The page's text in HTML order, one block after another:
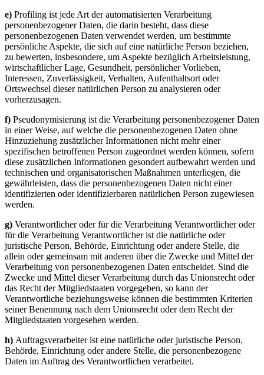
e) Profiling ist jede Art der automatisierten Verarbeitung
personenbezogener Daten, die darin besteht, dass diese
personenbezogenen Daten verwendet werden, um bestimmte
persönliche Aspekte, die sich auf eine natürliche Person beziehen,
zu bewerten, insbesondere, um Aspekte bezüglich Arbeitsleistung,
wirtschaftlicher Lage, Gesundheit, persönlicher Vorlieben,
Interessen, Zuverlässigkeit, Verhalten, Aufenthaltsort oder
Ortswechsel dieser natürlichen Person zu analysieren oder
vorherzusagen.
f) Pseudonymisierung ist die Verarbeitung personenbezogener Daten
in einer Weise, auf welche die personenbezogenen Daten ohne
Hinzuziehung zusätzlicher Informationen nicht mehr einer
spezifischen betroffenen Person zugeordnet werden können, sofern
diese zusätzlichen Informationen gesondert aufbewahrt werden und
technischen und organisatorischen Maßnahmen unterliegen, die
gewährleisten, dass die personenbezogenen Daten nicht einer
identifizierten oder identifizierbaren natürlichen Person zugewiesen
werden.
g) Verantwortlicher oder für die Verarbeitung Verantwortlicher oder
für die Verarbeitung Verantwortlicher ist die natürliche oder
juristische Person, Behörde, Einrichtung oder andere Stelle, die
allein oder gemeinsam mit anderen über die Zwecke und Mittel der
Verarbeitung von personenbezogenen Daten entscheidet. Sind die
Zwecke und Mittel dieser Verarbeitung durch das Unionsrecht oder
das Recht der Mitgliedstaaten vorgegeben, so kann der
Verantwortliche beziehungsweise können die bestimmten Kriterien
seiner Benennung nach dem Unionsrecht oder dem Recht der
Mitgliedstaaten vorgesehen werden.
h) Auftragsverarbeiter ist eine natürliche oder juristische Person,
Behörde, Einrichtung oder andere Stelle, die personenbezogene
Daten im Auftrag des Verantwortlichen verarbeitet.